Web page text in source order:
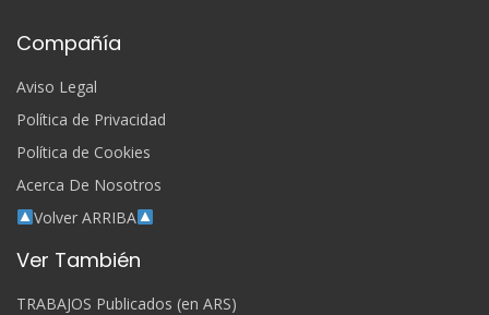
Compañía
Aviso Legal
Política de Privacidad
Política de Cookies
Acerca De Nosotros
Volver ARRIBA
Ver También
TRABAJOS Publicados (en ARS)